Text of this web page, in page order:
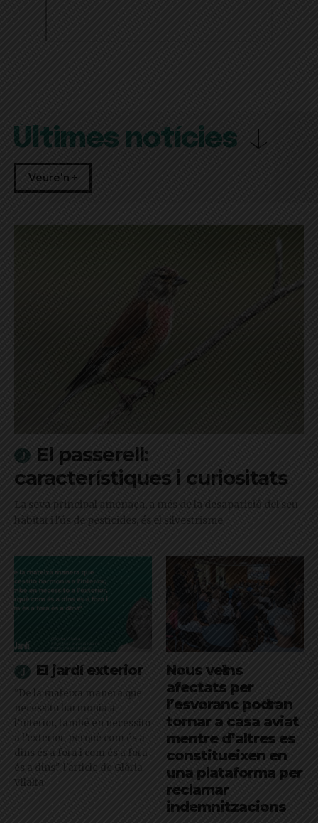
Últimes notícies
Veure'n +
El passerell:
característiques i curiositats
La seva principal amenaça, a més de la desaparició del seu
hàbitat i l'ús de pesticides, és el silvestrisme
El jardí exterior
"De la mateixa manera que
necessito harmonia a
l’interior, també en necessito
a l’exterior, perquè com és a
dins és a fora i com és a fora
és a dins": l'article de Glòria
Vilalta
Nous veïns
afectats per
l’esvoranc podran
tornar a casa aviat
mentre d’altres es
constitueixen en
una plataforma per
reclamar
indemnitzacions